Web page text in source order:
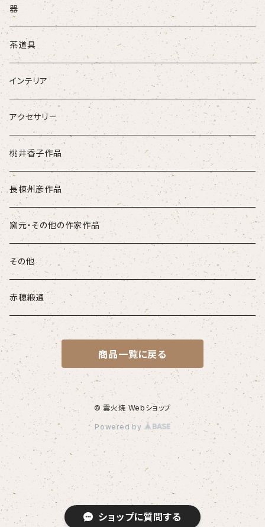
ショップに質問する
器
茶道具
インテリア
アクセサリ－
桃井香子作品
長棟州彦作品
窯元・その他の作家作品
その他
赤穂緞通
商品一覧に戻る
© 雲火焼 Webショップ
Powered by